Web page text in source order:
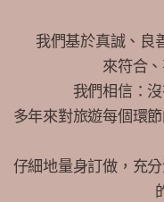
我們基於真誠、良
來符合
我們相信：
多年來對旅遊每個環
仔細地量身訂做，充